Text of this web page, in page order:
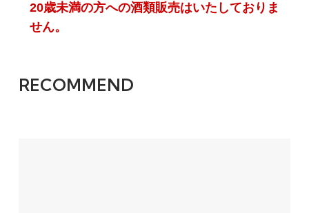
20歳未満の方への酒類販売はいたしておりま
せん。
RECOMMEND